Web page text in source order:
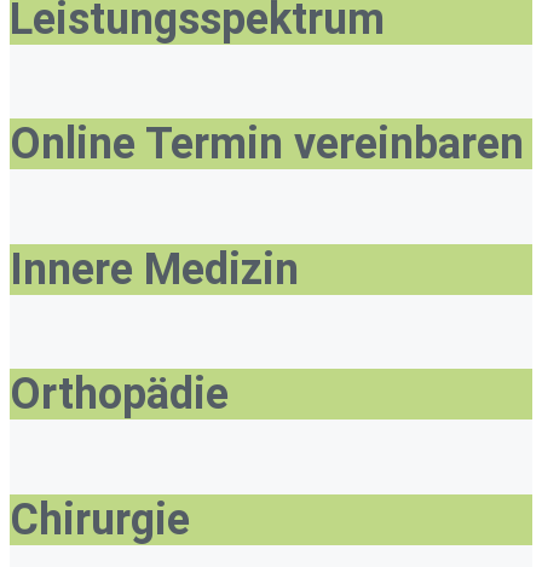
Leistungsspektrum
Online Termin vereinbaren
Innere Medizin
Orthopädie
Chirurgie